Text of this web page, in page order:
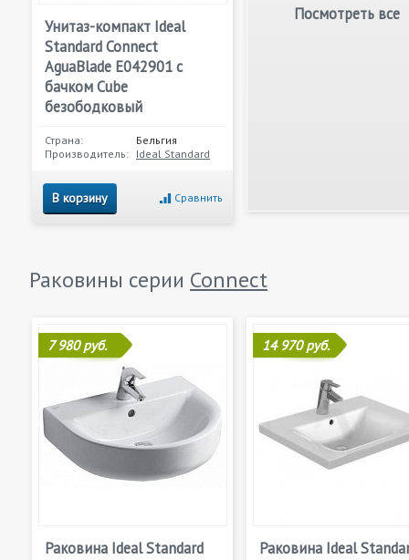
Унитаз-компакт Ideal
Standard Connect
AguaBlade E042901 с
бачком Cube
безободковый
Страна:
Бельгия
Производитель: Ideal Standard
В корзину Сравнить
Посмотреть все
Раковины серии Connect
7 980 руб.
Раковина Ideal Standard
14 970 руб.
Раковина Ideal